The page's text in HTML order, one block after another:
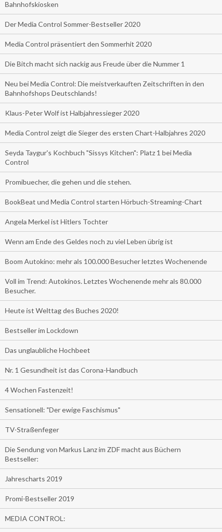
Bahnhofskiosken
Der Media Control Sommer-Bestseller 2020
Media Control präsentiert den Sommerhit 2020
Die Bitch macht sich nackig aus Freude über die Nummer 1
Neu bei Media Control: Die meistverkauften Zeitschriften in den
Bahnhofshops Deutschlands!
Klaus-Peter Wolf ist Halbjahressieger 2020
Media Control zeigt die Sieger des ersten Chart-Halbjahres 2020
Seyda Taygur's Kochbuch "Sissys Kitchen": Platz 1 bei Media
Control
Promibuecher, die gehen und die stehen.
BookBeat und Media Control starten Hörbuch-Streaming-Chart
Angela Merkel ist Hitlers Tochter
Wenn am Ende des Geldes noch zu viel Leben übrig ist
Boom Autokino: mehr als 100.000 Besucher letztes Wochenende
Voll im Trend: Autokinos. Letztes Wochenende mehr als 80.000
Besucher.
Heute ist Welttag des Buches 2020!
Bestseller im Lockdown
Das unglaubliche Hochbeet
Nr. 1 Gesundheit ist das Corona-Handbuch
4 Wochen Fastenzeit!
Sensationell: "Der ewige Faschismus"
TV-Straßenfeger
Die Sendung von Markus Lanz im ZDF macht aus Büchern
Bestseller:
Jahrescharts 2019
Promi-Bestseller 2019
MEDIA CONTROL: